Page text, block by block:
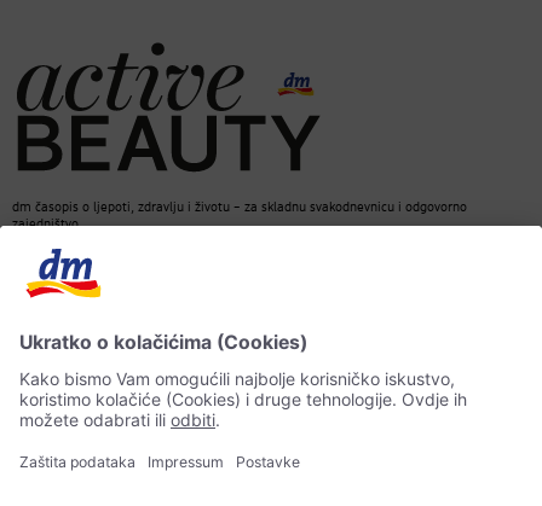
dm časopis o ljepoti, zdravlju i životu – za skladnu svakodnevnicu i odgovorno
zajedništvo.